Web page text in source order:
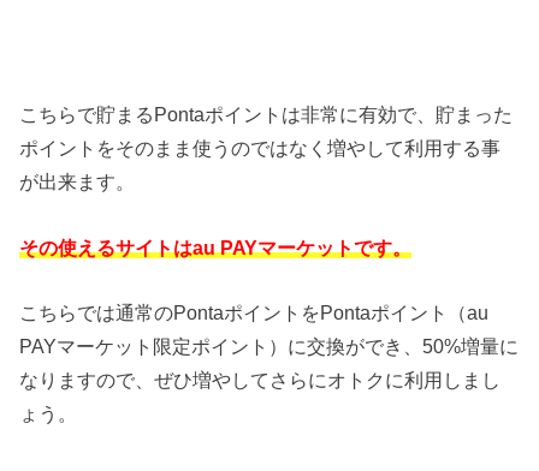
こちらで貯まるPontaポイントは非常に有効で、貯まった
ポイントをそのまま使うのではなく増やして利用する事
が出来ます。
その使えるサイトはau PAYマーケットです。
こちらでは通常のPontaポイントをPontaポイント（au
PAYマーケット限定ポイント）に交換ができ、50%増量に
なりますので、ぜひ増やしてさらにオトクに利用しまし
ょう。